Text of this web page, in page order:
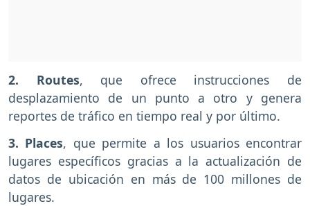
2. Routes, que ofrece instrucciones de
desplazamiento de un punto a otro y genera
reportes de tráfico en tiempo real y por último.
3. Places, que permite a los usuarios encontrar
lugares específicos gracias a la actualización de
datos de ubicación en más de 100 millones de
lugares.